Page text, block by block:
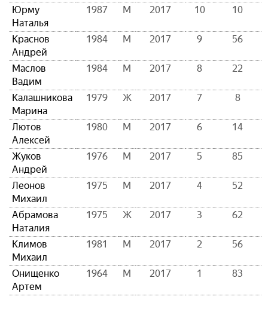
Юрму
Наталья
1987 М 2017 10 10
Краснов
Андрей
1984 М 2017 9 56
Маслов
Вадим
1984 М 2017 8 22
Калашникова
Марина
1979 Ж 2017 7 8
Лютов
Алексей
1980 М 2017 6 14
Жуков
Андрей
1976 М 2017 5 85
Леонов
Михаил
1975 М 2017 4 52
Абрамова
Наталия
1975 Ж 2017 3 62
Климов
Михаил
1981 М 2017 2 56
Онищенко
Артем
1964 М 2017 1 83